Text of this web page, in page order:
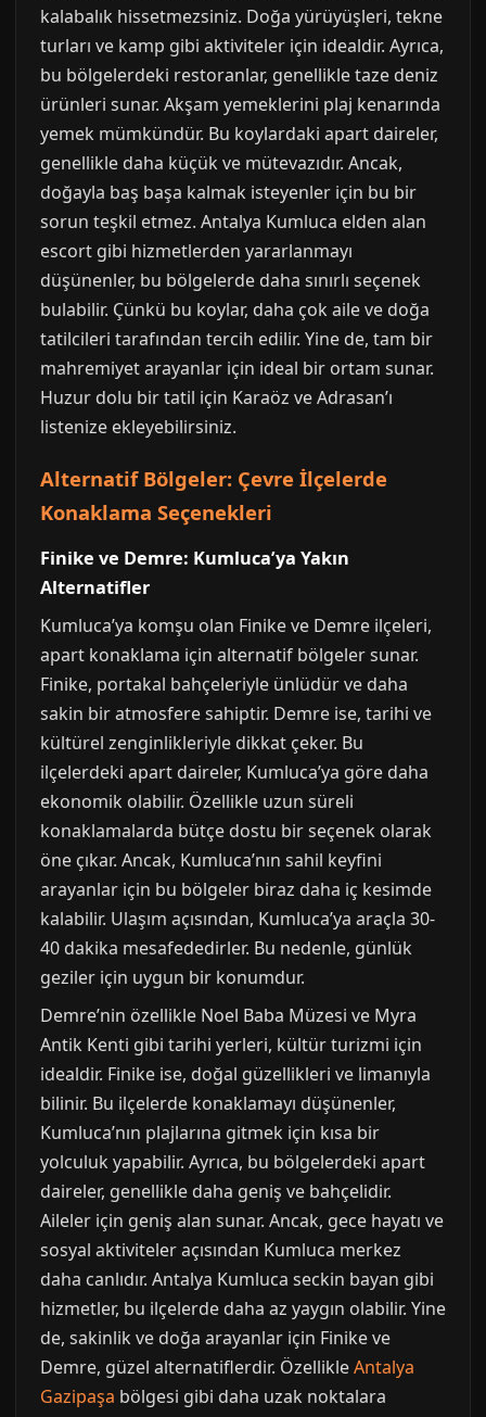
kalabalık hissetmezsiniz. Doğa yürüyüşleri, tekne
turları ve kamp gibi aktiviteler için idealdir. Ayrıca,
bu bölgelerdeki restoranlar, genellikle taze deniz
ürünleri sunar. Akşam yemeklerini plaj kenarında
yemek mümkündür. Bu koylardaki apart daireler,
genellikle daha küçük ve mütevazıdır. Ancak,
doğayla baş başa kalmak isteyenler için bu bir
sorun teşkil etmez. Antalya Kumluca elden alan
escort gibi hizmetlerden yararlanmayı
düşünenler, bu bölgelerde daha sınırlı seçenek
bulabilir. Çünkü bu koylar, daha çok aile ve doğa
tatilcileri tarafından tercih edilir. Yine de, tam bir
mahremiyet arayanlar için ideal bir ortam sunar.
Huzur dolu bir tatil için Karaöz ve Adrasan’ı
listenize ekleyebilirsiniz.
Alternatif Bölgeler: Çevre İlçelerde
Konaklama Seçenekleri
Finike ve Demre: Kumluca’ya Yakın
Alternatifler
Kumluca’ya komşu olan Finike ve Demre ilçeleri,
apart konaklama için alternatif bölgeler sunar.
Finike, portakal bahçeleriyle ünlüdür ve daha
sakin bir atmosfere sahiptir. Demre ise, tarihi ve
kültürel zenginlikleriyle dikkat çeker. Bu
ilçelerdeki apart daireler, Kumluca’ya göre daha
ekonomik olabilir. Özellikle uzun süreli
konaklamalarda bütçe dostu bir seçenek olarak
öne çıkar. Ancak, Kumluca’nın sahil keyfini
arayanlar için bu bölgeler biraz daha iç kesimde
kalabilir. Ulaşım açısından, Kumluca’ya araçla 30-
40 dakika mesafededirler. Bu nedenle, günlük
geziler için uygun bir konumdur.
Demre’nin özellikle Noel Baba Müzesi ve Myra
Antik Kenti gibi tarihi yerleri, kültür turizmi için
idealdir. Finike ise, doğal güzellikleri ve limanıyla
bilinir. Bu ilçelerde konaklamayı düşünenler,
Kumluca’nın plajlarına gitmek için kısa bir
yolculuk yapabilir. Ayrıca, bu bölgelerdeki apart
daireler, genellikle daha geniş ve bahçelidir.
Aileler için geniş alan sunar. Ancak, gece hayatı ve
sosyal aktiviteler açısından Kumluca merkez
daha canlıdır. Antalya Kumluca seckin bayan gibi
hizmetler, bu ilçelerde daha az yaygın olabilir. Yine
de, sakinlik ve doğa arayanlar için Finike ve
Demre, güzel alternatiflerdir. ÖzellikleAntalya
Gazipaşa bölgesi gibi daha uzak noktalara